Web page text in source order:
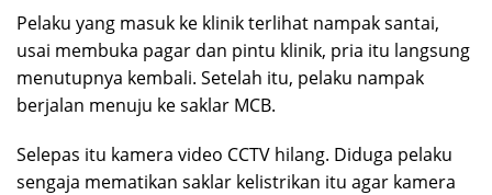
Pelaku yang masuk ke klinik terlihat nampak santai,
usai membuka pagar dan pintu klinik, pria itu langsung
menutupnya kembali. Setelah itu, pelaku nampak
berjalan menuju ke saklar MCB.
Selepas itu kamera video CCTV hilang. Diduga pelaku
sengaja mematikan saklar kelistrikan itu agar kamera